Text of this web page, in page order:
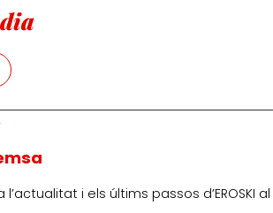
dia
l’actualitat i els últims passos d’EROSKI